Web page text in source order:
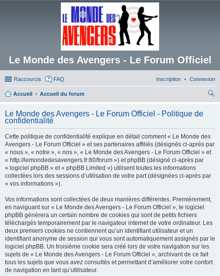
Le Monde des Avengers - Le Forum Officiel
Raccourcis FAQ Connexion
Inscription
Accueil
Accueil du forum
ch
Le Monde des Avengers - Le Forum Officiel - Politique de
confidentialité
Cette politique de confidentialité explique en détail comment « Le Monde des
Avengers - Le Forum Officiel » et ses partenaires affiliés (désignés ci-après par
« nous », « notre », « nos », « Le Monde des Avengers - Le Forum Officiel » et
« http://lemondedesavengers.fr:80/forum ») et phpBB (désigné ci-après par
« logiciel phpBB » et « phpBB Limited ») utilisent toutes les informations
collectées lors des sessions d’utilisation de votre part (désignées ci-après par
« vos informations »).
Vos informations sont collectées de deux manières différentes. Premièrement,
en naviguant sur « Le Monde des Avengers - Le Forum Officiel », le logiciel
phpBB génèrera un certain nombre de cookies qui sont de petits fichiers
téléchargés temporairement par le navigateur internet de votre ordinateur. Les
deux premiers cookies ne contiennent qu’un identifiant utilisateur et un
identifiant anonyme de session qui vous sont automatiquement assignés par le
logiciel phpBB. Un troisième cookie sera créé lors de votre navigation sur les
sujets de « Le Monde des Avengers - Le Forum Officiel », archivant de ce fait
tous les sujets que vous avez consultés et permettant d’améliorer votre confort
de navigation en tant qu’utilisateur.